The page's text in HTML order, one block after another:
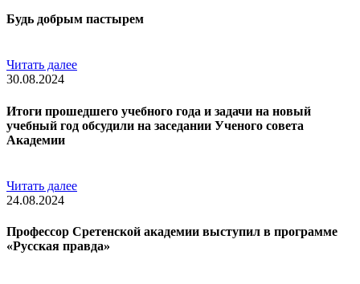
Будь добрым пастырем
Читать далее
30.08.2024
Итоги прошедшего учебного года и задачи на новый
учебный год обсудили на заседании Ученого совета
Академии
Читать далее
24.08.2024
Профессор Сретенской академии выступил в программе
«Русская правда»